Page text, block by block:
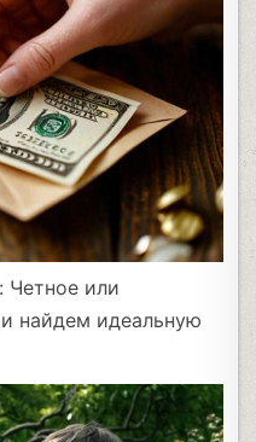
Четное или
найдем идеальную